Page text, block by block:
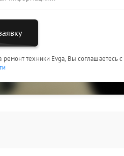
ремонт техники Evga, Вы соглашаетесь с